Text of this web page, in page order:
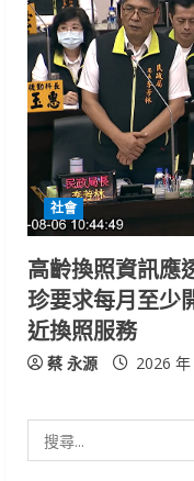
社會
高齡換照資訊
珍要求每月至
近換照服務
蔡 永源 2026
尋